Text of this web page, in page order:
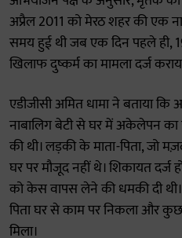
अप्रैल 2011 को मेरठ शहर की एक
समय हुई थी जब एक दिन पहले ही,
खिलाफ दुष्कर्म का मामला दर्ज
एडीजीसी अमित धामा ने बताया
नाबालिग बेटी से घर में अकेलेपन का
की थी। लड़की के माता-पिता, जो
घर पर मौजूद नहीं थे। शिकायत दर्ज
को केस वापस लेने की धमकी दी
पिता घर से काम पर निकला और
मिला।